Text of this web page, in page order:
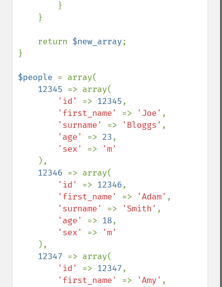
    return
$new_array;
}
$people = array(
12345 => array(
'id' => 12345,
'first_name' => 'Joe' ,
'surname' => 'Bloggs' ,
'age' => 23,
'sex' =>
'm'
),
12346 => array(
'id' => 12346,
'first_name' => 'Adam' ,
'surname' => 'Smith' ,
'age' => 18,
'sex' =>
'm'
),
12347 => array(
'id' => 12347,
'first_name' => 'Amy' ,